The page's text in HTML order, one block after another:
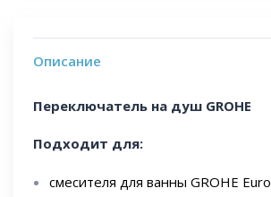
Описание
Переключатель на душ GROHE
Подходит для:
смесителя для ванны GROHE